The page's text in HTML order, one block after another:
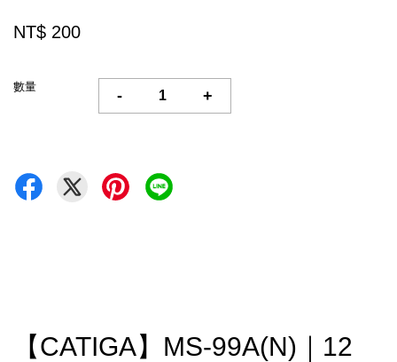
NT$ 200
數量
- +
【CATIGA】MS-99A(N)｜12